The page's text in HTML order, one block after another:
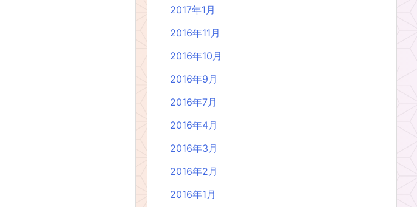
2017年1月
2016年11月
2016年10月
2016年9月
2016年7月
2016年4月
2016年3月
2016年2月
2016年1月